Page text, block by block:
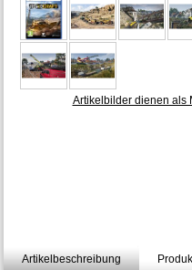
Artikelbilder dienen als
Artikelbeschreibung